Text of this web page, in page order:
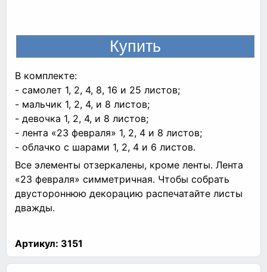
В комплекте:
- самолет 1, 2, 4, 8, 16 и 25 листов;
- мальчик 1, 2, 4, и 8 листов;
- девочка 1, 2, 4, и 8 листов;
- лента «23 февраля» 1, 2, 4 и 8 листов;
- облачко с шарами 1, 2, 4 и 6 листов.
Все элементы отзеркалены, кроме ленты. Лента
«23 февраля» симметричная. Чтобы собрать
двустороннюю декорацию распечатайте листы
дважды.
Артикул: 3151